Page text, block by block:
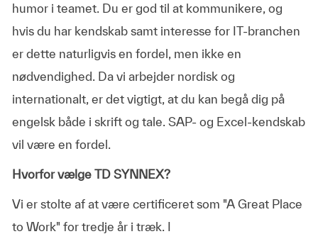
humor i teamet. Du er god til at kommunikere, og
hvis du har kendskab samt interesse for IT-branchen
er dette naturligvis en fordel, men ikke en
nødvendighed. Da vi arbejder nordisk og
internationalt, er det vigtigt, at du kan begå dig på
engelsk både i skrift og tale. SAP- og Excel-kendskab
vil være en fordel.
Hvorfor vælge TD SYNNEX?
Vi er stolte af at være certificeret som "A Great Place
to Work" for tredje år i træk. I